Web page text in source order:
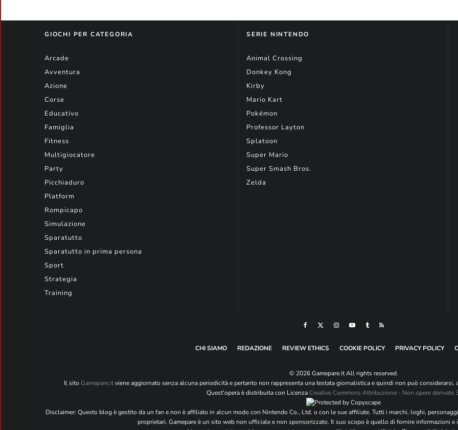
GIOCHI PER CATEGORIA
Arcade
Avventura
Azione
Corse
Educativo
Famiglia
Fitness
Multigiocatore
Party
Picchiaduro
Platform
Rompicapo
Simulazione
Sparatutto
Sparatutto in prima persona
Sport
Strategia
Training
SERIE NINTENDO
Animal Crossing
Donkey Kong
Kirby
Mario Kart
Pokémon
Professor Layton
Splatoon
Super Mario
Super Smash Bros.
Zelda
CHI SIAMO REDAZIONE REVIEW ETHICS COOKIE POLICY PRIVACY POLICY
© 2026 Gamepare.it All rights reserved.
Il sito Gamepare.itviene aggiornato senza alcuna periodicità e pertanto non rappresenta una testata giornalistica e quindi non può
Quest'opera è distribuita con LicenzaCreative Commons Attribuzione - Non opere derivate
Disclaimer: Questo blog è gestito da un fan e non è affiliato in alcun modo con Nintendo Co., Ltd. o con le sue affiliate. Tutti i marchi, loghi,
proprietari. Gamepare è un sito web non ufficiale e non sponsorizzato. Il suo scopo è quello di fornire informazioni